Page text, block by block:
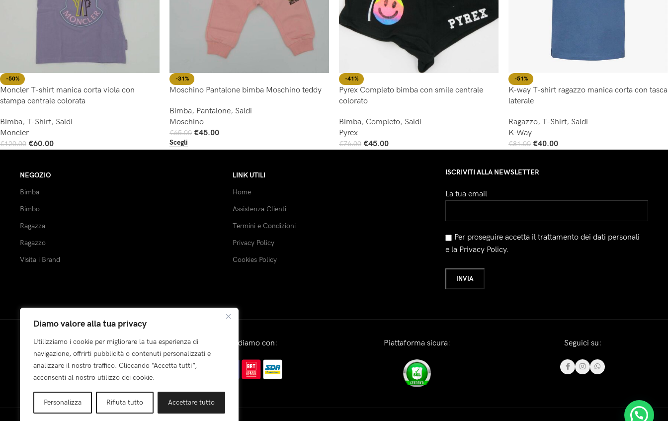
Diamo valore alla tua privacy
Utilizziamo i cookie per migliorare la tua esperienza di
navigazione, offrirti pubblicità o contenuti personalizzati e
analizzare il nostro traffico. Cliccando “Accetta tutti”,
acconsenti al nostro utilizzo dei cookie.
Personalizza Rifiuta tutto Accettare tutto
-50%
Moncler T-shirt manica corta viola con
stampa centrale colorata
Bimba, T-Shirt, Saldi
Moncler
€120.00 €60.00
-31%
Moschino Pantalone bimba Moschino teddy
Bimba, Pantalone, Saldi
Moschino
€65.00 €45.00
Scegli
-41%
Pyrex Completo bimba con smile centrale
colorato
Bimba, Completo, Saldi
Pyrex
€76.00 €45.00
-51%
K-way T-shirt ragazzo manica corta con tasca
laterale
Ragazzo, T-Shirt, Saldi
K-Way
€81.00 €40.00
NEGOZIO
Bimba
Bimbo
Ragazza
Ragazzo
Visita i Brand
LINK UTILI
Home
Assistenza Clienti
Termini e Condizioni
Privacy Policy
Cookies Policy
ISCRIVITI ALLA NEWSLETTER
La tua email
Per proseguire accetta il trattamento dei dati personali
e la Privacy Policy.
Pagamenti: Spediamo con: Piattaforma sicura: Seguici su: